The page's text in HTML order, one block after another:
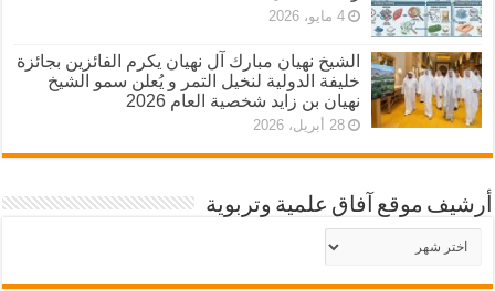
4 مايو، 2026
الشيخ نهيان مبارك آل نهيان يكرم الفائزين بجائزة
خليفة الدولية لنخيل التمر و يُعلن سمو الشيخ
نهيان بن زايد شخصية العام 2026
28 أبريل، 2026
أرشيف موقع آفاق علمية وتربوية
أرشيف
موقع
آفاق